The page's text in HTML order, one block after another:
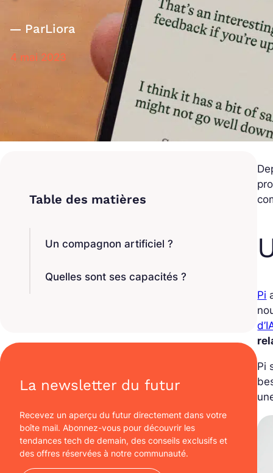
ParLiora
4 mai 2023
Un compagnon artificiel ?
Quelles sont ses capacités ?
La newsletter du futur
Recevez un aperçu du futur directement dans votre
boîte mail. Abonnez-vous pour découvrir les
tendances tech de demain, des conseils exclusifs et
des offres réservées à notre communauté.
Pi
Pi